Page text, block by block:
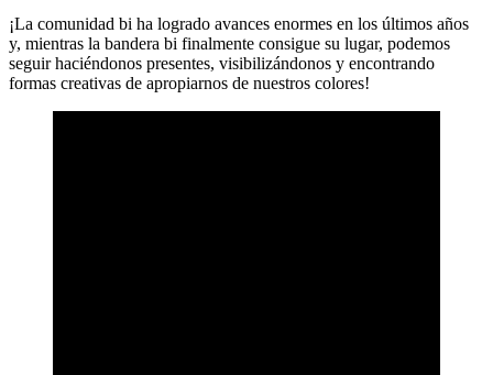
¡La comunidad bi ha logrado avances enormes en los últimos años
y, mientras la bandera bi finalmente consigue su lugar, podemos
seguir haciéndonos presentes, visibilizándonos y encontrando
formas creativas de apropiarnos de nuestros colores!